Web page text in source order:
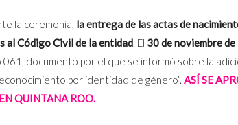
la ceremonia, la entrega de las actas de
al Código Civil de la entidad. El 30 de noviembre
documento por el que se informó sobre la
por identidad de género”. ASÍ SE
QUINTANA ROO.